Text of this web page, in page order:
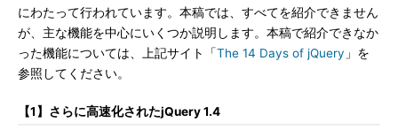
にわたって行われています。本稿では、すべてを紹介できません
が、主な機能を中心にいくつか説明します。本稿で紹介できなか
った機能については、上記サイト「The 14 Days of jQuery 」を
参照してください。
【1】さらに高速化されたjQuery 1.4